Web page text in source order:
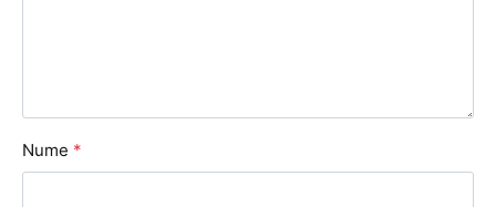
Nume *